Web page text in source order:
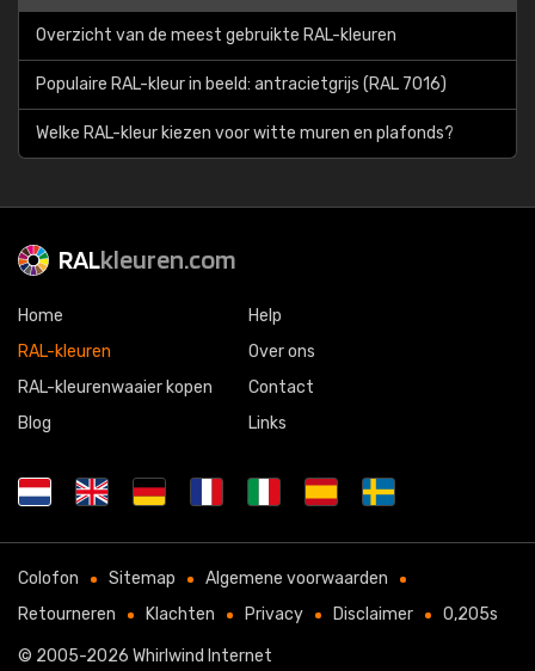
Overzicht van de meest gebruikte RAL-kleuren
Populaire RAL-kleur in beeld: antracietgrijs (RAL 7016)
Welke RAL-kleur kiezen voor witte muren en plafonds?
RALkleuren.com
Home
RAL-kleuren
RAL-kleurenwaaier kopen
Blog
Help
Over ons
Contact
Links
Colofon Sitemap
Algemene voorwaarden
Retourneren
Klachten Privacy Disclaimer 0,205s
© 2005-2026 Whirlwind Internet